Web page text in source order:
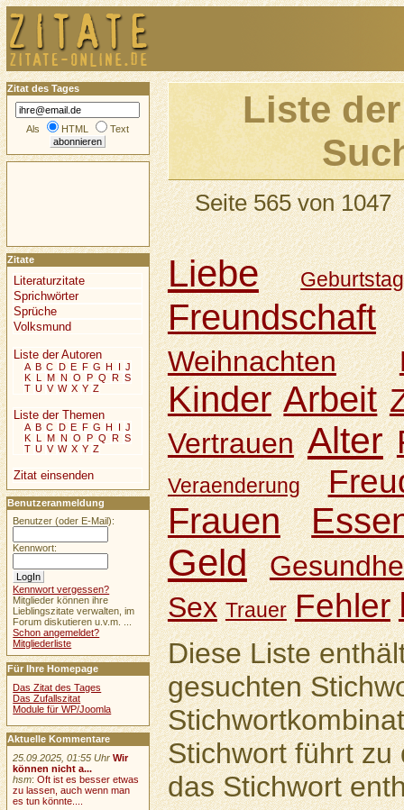
Liste
Seite 565 von 1047
Liebe Geburtstag
Freundschaft
Weihnachten
Kinder Arbeit
Vertrauen Alter
Veraenderung
Frauen
Geld
Sex Trauer Fehler
Diese Liste
gesuchten
Stichwort führt zu
das Stichwort
Zitat des Tages
Als HTML Text
Zitate
Literaturzitate
Sprichwörter
Sprüche
Volksmund
Liste der Autoren
A B C D E F G H I J
K L M N O P Q R S
T U V W X Y Z
Liste der Themen
A B C D E F G H I J
K L M N O P Q R S
T U V W X Y Z
Zitat einsenden
Benutzeranmeldung
Benutzer (oder E-Mail):
Kennwort:
Kennwort vergessen?
Mitglieder können ihre
Lieblingszitate verwalten, im
Forum diskutieren u.v.m. ...
Schon angemeldet?
Mitgliederliste
Für Ihre Homepage
Das Zitat des Tages
Das Zufallszitat
Module für WP/Joomla
Aktuelle Kommentare
25.09.2025, 01:55 Uhr Wir
können nicht a...
hsm:Oft ist es besser etwas
zu lassen, auch wenn man
es tun könnte....